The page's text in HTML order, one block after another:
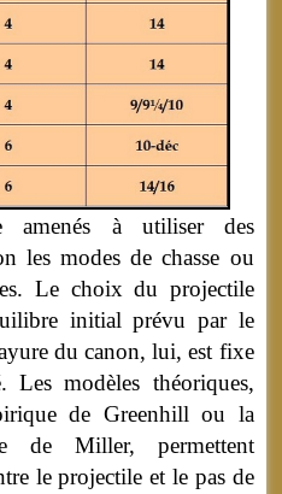
amenés à utiliser des
les modes de chasse ou
Le choix du projectile
initial prévu par le
du canon, lui, est fixe
modèles théoriques,
de Greenhill ou la
de Miller, permettent
le projectile et le pas de